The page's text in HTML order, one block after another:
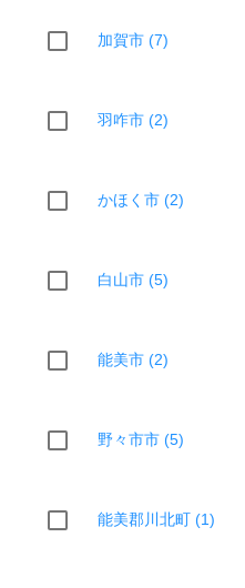
加賀市 (7)
羽咋市 (2)
かほく市 (2)
白山市 (5)
能美市 (2)
野々市市 (5)
能美郡川北町 (1)